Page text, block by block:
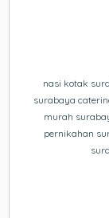
nasi kotak
surabaya
murah
pernikahan